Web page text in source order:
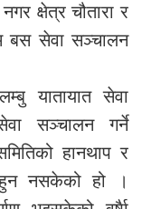
क्षेत्र चौतारा र
बस सेवा सञ्चालन
यातायात सेवा
सञ्चालन गर्ने
हानथाप र
नसकेको हो ।